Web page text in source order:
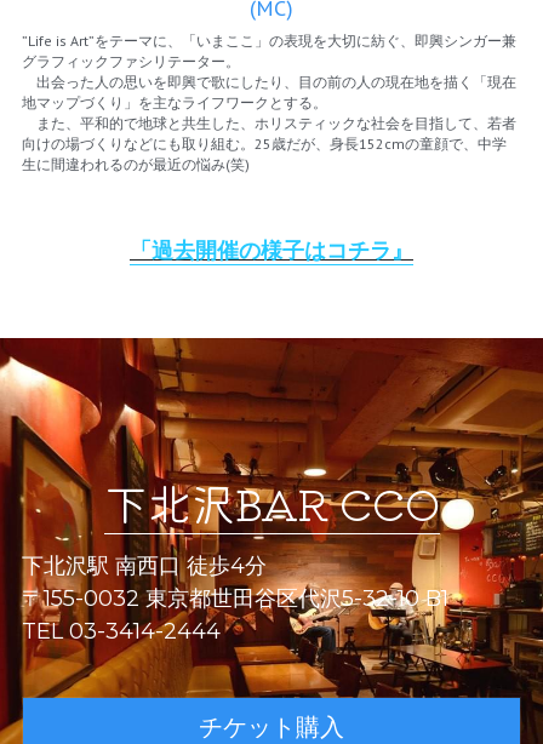
(MC)
”Life is Art”をテーマに、「いまここ」の表現を大切に紡ぐ、即興シンガー兼
グラフィックファシリテーター。
出会った人の思いを即興で歌にしたり、目の前の人の現在地を描く「現在
地マップづくり」を主なライフワークとする。
また、平和的で地球と共生した、ホリスティックな社会を目指して、若者
向けの場づくりなどにも取り組む。25歳だが、身長152cmの童顔で、中学
生に間違われるのが最近の悩み(笑)
「過去開催の様子はコチラ』
下北沢BAR CCO
下北沢駅 南西口 徒歩4分
〒155-0032 東京都世田谷区代沢5-32-10 B1
TEL 03-3414-2444
チケット購入